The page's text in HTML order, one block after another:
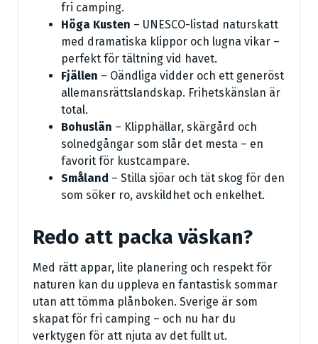
fri camping.
Höga Kusten – UNESCO-listad naturskatt
med dramatiska klippor och lugna vikar –
perfekt för tältning vid havet.
Fjällen – Oändliga vidder och ett generöst
allemansrättslandskap. Frihetskänslan är
total.
Bohuslän – Klipphällar, skärgård och
solnedgångar som slår det mesta – en
favorit för kustcampare.
Småland – Stilla sjöar och tät skog för den
som söker ro, avskildhet och enkelhet.
Redo att packa väskan?
Med rätt appar, lite planering och respekt för
naturen kan du uppleva en fantastisk sommar
utan att tömma plånboken. Sverige är som
skapat för fri camping – och nu har du
verktygen för att njuta av det fullt ut.